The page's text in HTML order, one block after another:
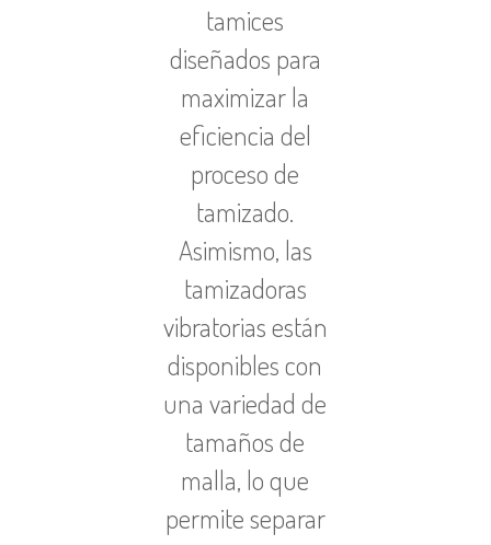
tamices
diseñados para
maximizar la
eficiencia del
proceso de
tamizado.
Asimismo, las
tamizadoras
vibratorias están
disponibles con
una variedad de
tamaños de
malla, lo que
permite separar